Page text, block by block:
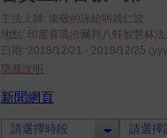
主法上師: 崇敬的詠給明就仁波
地點: 印度喜瑪洽爾邦八蚌智慧林
日期: 2018/12/21 - 2018/12/25
隱藏說明
新聞網頁